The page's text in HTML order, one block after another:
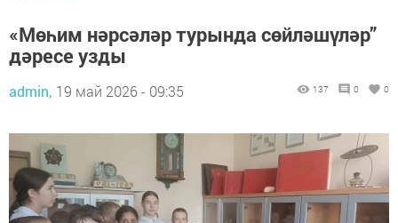
«Мөһим нәрсәләр турында сөйләшүләр”
дәресе узды
admin, 19 май 2026 - 09:35 137 0 0